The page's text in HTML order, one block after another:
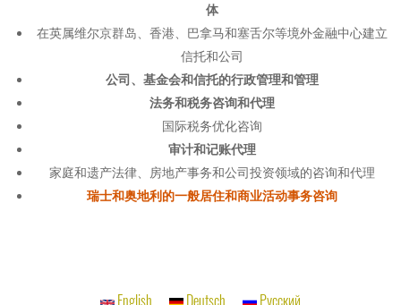
体
在英属维尔京群岛、香港、巴拿马和塞舌尔等境外金融中心建立
信托和公司
公司、基金会和信托的行政管理和管理
法务和税务咨询和代理
国际税务优化咨询
审计和记账代理
家庭和遗产法律、房地产事务和公司投资领域的咨询和代理
瑞士和奥地利的一般居住和商业活动事务咨询
English Deutsch Русский